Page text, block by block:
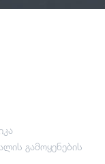
გამოყენების